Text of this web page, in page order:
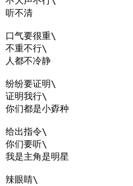
听不清
口气要很重\
不重不行\
人都不冷静
纷纷要证明\
证明我行\
你们都是小孬种
给出指令\
你们要听\
我是主角是明星
辣眼睛\